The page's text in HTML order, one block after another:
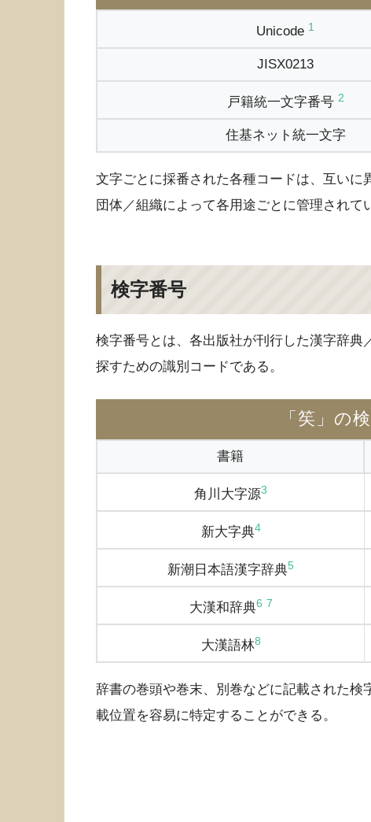
Unicode 1
JISX0213
戸籍統一文字番号 2
住基ネット統一文字
文字ごとに採番された各種コードは、互い
団体／組織によって各用途ごとに管理されて
検字番号
検字番号とは、各出版社が刊行した漢字辞典
探すための識別コードである。
「笶」の
書籍
角川大字源3
新大字典4
新潮日本語漢字辞典5
大漢和辞典6 7
大漢語林8
辞書の巻頭や巻末、別巻などに記載された
載位置を容易に特定することができる。